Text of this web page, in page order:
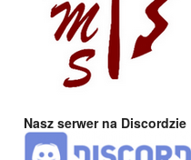
Nasz serwer na Discordzie